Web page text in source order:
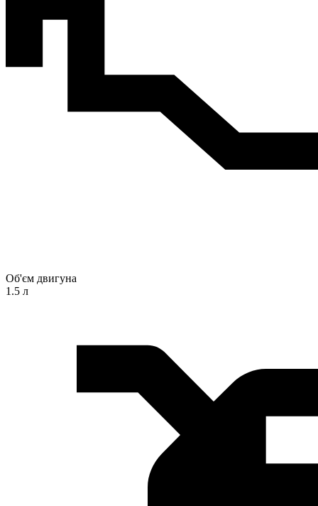
Об'єм двигуна
1.5 л